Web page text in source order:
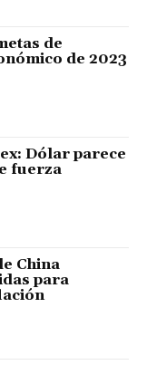
de
de 2023
Dólar parece
fuerza
China
para